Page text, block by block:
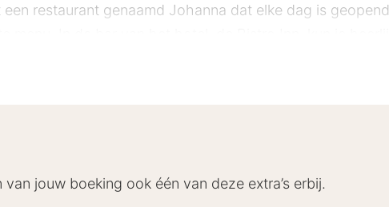
restaurant genaamd Johanna dat elke dag is
135 comfortabele en lichte kamers met alle moderne
badkamer met douche. Veel van de 2-
jouw boeking ook één van deze extra’s erbij.